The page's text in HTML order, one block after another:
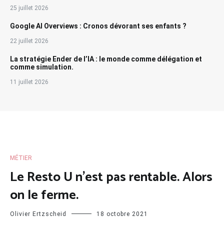
25 juillet 2026
Google AI Overviews : Cronos dévorant ses enfants ?
22 juillet 2026
La stratégie Ender de l’IA : le monde comme délégation et
comme simulation.
11 juillet 2026
MÉTIER
Le Resto U n’est pas rentable. Alors
on le ferme.
Olivier Ertzscheid 18 octobre 2021